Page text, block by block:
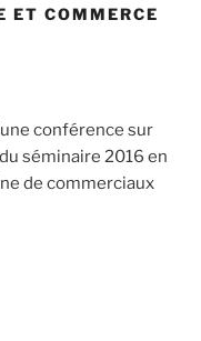
ET COMMERCE
conférence sur
séminaire 2016 en
de commerciaux